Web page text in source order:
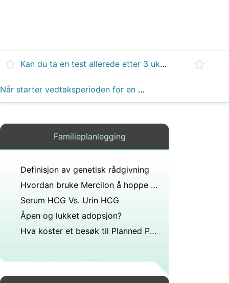
Kan du ta en test allerede etter 3 uker?
Når starter vedtaksperioden for en artikkel 15?
Familieplanlegging
Definisjon av genetisk rådgivning
Hvordan bruke Mercilon å hoppe over en periode
Serum HCG Vs. Urin HCG
Åpen og lukket adopsjon?
Hva koster et besøk til Planned Parenthood?